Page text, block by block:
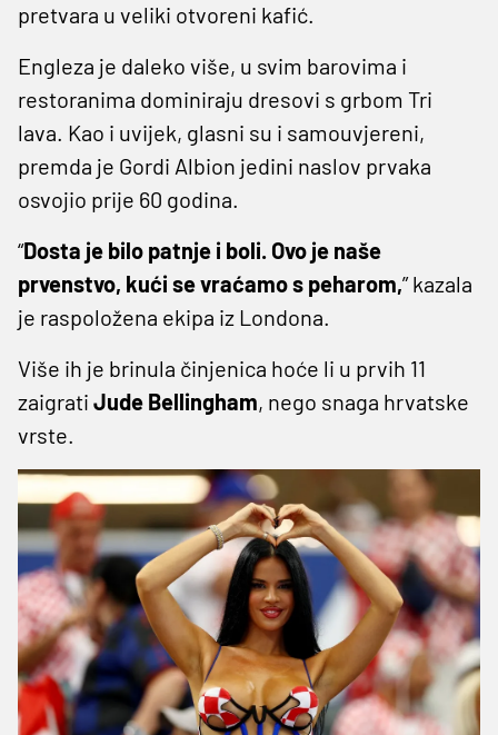
pretvara u veliki otvoreni kafić.
Engleza je daleko više, u svim barovima i
restoranima dominiraju dresovi s grbom Tri
lava. Kao i uvijek, glasni su i samouvjereni,
premda je Gordi Albion jedini naslov prvaka
osvojio prije 60 godina.
“Dosta je bilo patnje i boli. Ovo je naše
prvenstvo, kući se vraćamo s peharom,” kazala
je raspoložena ekipa iz Londona.
Više ih je brinula činjenica hoće li u prvih 11
zaigrati Jude Bellingham, nego snaga hrvatske
vrste.